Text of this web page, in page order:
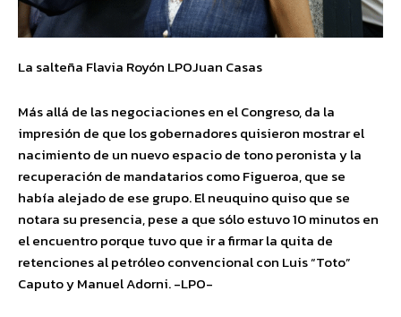
La salteña Flavia Royón LPOJuan Casas
Más allá de las negociaciones en el Congreso, da la
impresión de que los gobernadores quisieron mostrar el
nacimiento de un nuevo espacio de tono peronista y la
recuperación de mandatarios como Figueroa, que se
había alejado de ese grupo. El neuquino quiso que se
notara su presencia, pese a que sólo estuvo 10 minutos en
el encuentro porque tuvo que ir a firmar la quita de
retenciones al petróleo convencional con Luis “Toto”
Caputo y Manuel Adorni. -LPO-